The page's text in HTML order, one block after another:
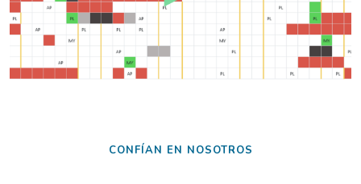
CONFÍAN EN NOSOTROS